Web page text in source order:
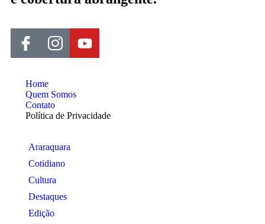
Home
Quem Somos
Contato
Política de Privacidade
Araraquara
Cotidiano
Cultura
Destaques
Edição